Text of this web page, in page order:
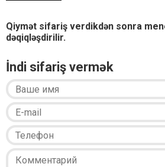
Qiymət sifariş verdikdən sonra
dəqiqləşdirilir.
İndi sifariş vermək